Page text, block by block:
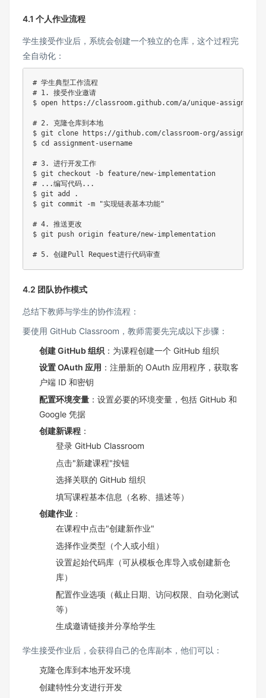
4.1 个人作业流程
学生接受作业后，系统会创建一个独立的仓库，这个过程完
全自动化：
# 学生典型工作流程
# 1. 接受作业邀请
$ open https://classroom.github.com/a/unique-
# 2. 克隆仓库到本地
$ git clone https://github.com/classroom-org/assignment-
$ cd assignment-username
# 3. 进行开发工作
$ git checkout -b
# ...编写代码...
$ git add
.
$ git commit -m "实现链表基本功能"
# 4. 推送更改
$ git push origin feature/new-implementation
# 5. 创建Pull Request进行代码审查
4.2 团队协作模式
总结下教师与学生的协作流程：
要使用 GitHub Classroom，教师需要先完成以下步骤：
​创建 GitHub 组织​ ​：为课程创建一个 GitHub 组织
​设置 OAuth 应用​ ​：注册新的 OAuth 应用程序，获取客
户端 ID 和密钥
​配置环境变量​ ​：设置必要的环境变量，包括 GitHub 和
Google 凭据
创建新课程​ ​：
登录 GitHub Classroom
点击"新建课程"按钮
选择关联的 GitHub 组织
填写课程基本信息（名称、描述等）
​创建作业​ ​：
在课程中点击"创建新作业"
选择作业类型（个人或小组）
设置起始代码库（可从模板仓库导入或创建新仓
库）
配置作业选项（截止日期、访问权限、自动化测试
等）
生成邀请链接并分享给学生
学生接受作业后，会获得自己的仓库副本，他们可以：
克隆仓库到本地开发环境
创建特性分支进行开发